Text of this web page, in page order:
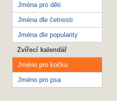
Jména pro děti
Jména dle četnosti
Jména dle popularity
Zvířecí kalendář
Jméno pro kočku
Jméno pro psa